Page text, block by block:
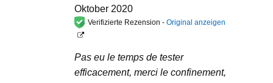
5
Oktober 2020
Verifizierte Rezension -Original anzeigen
Pas eu le temps de tester
efficacement, merci le confinement,